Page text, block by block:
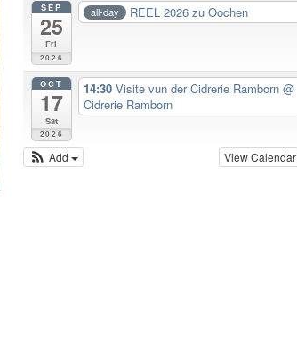
SEP
25
Fri
2026
all-day REEL 2026 zu Oochen
OCT
17
Sat
2026
14:30Visite vun der Cidrerie Ramborn@
Cidrerie Ramborn
View Calendar
Add